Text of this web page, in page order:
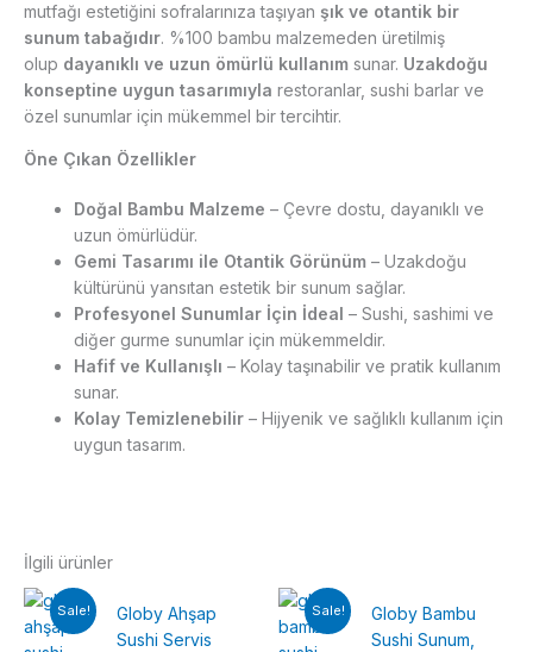
mutfağı estetiğini sofralarınıza taşıyan şık ve otantik bir
sunum tabağıdır. %100 bambu malzemeden üretilmiş
olup dayanıklı ve uzun ömürlü kullanım sunar. Uzakdoğu
konseptine uygun tasarımıyla restoranlar, sushi barlar ve
özel sunumlar için mükemmel bir tercihtir.
Öne Çıkan Özellikler
Doğal Bambu Malzeme – Çevre dostu, dayanıklı ve
uzun ömürlüdür.
Gemi Tasarımı ile Otantik Görünüm – Uzakdoğu
kültürünü yansıtan estetik bir sunum sağlar.
Profesyonel Sunumlar İçin İdeal – Sushi, sashimi ve
diğer gurme sunumlar için mükemmeldir.
Hafif ve Kullanışlı – Kolay taşınabilir ve pratik kullanım
sunar.
Kolay Temizlenebilir – Hijyenik ve sağlıklı kullanım için
uygun tasarım.
İlgili ürünler
Sale!
Globy Ahşap
Sushi Servis
Sale!
Globy Bambu
Sushi Sunum,